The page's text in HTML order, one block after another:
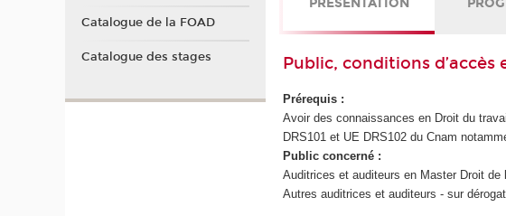
Public, conditions d’accès
Prérequis :
Avoir des connaissances en Droit du
DRS101 et UE DRS102 du Cnam
Public concerné :
Auditrices et auditeurs en Master Droit de
Autres auditrices et auditeurs - sur
Catalogue de la FOAD
Catalogue des stages